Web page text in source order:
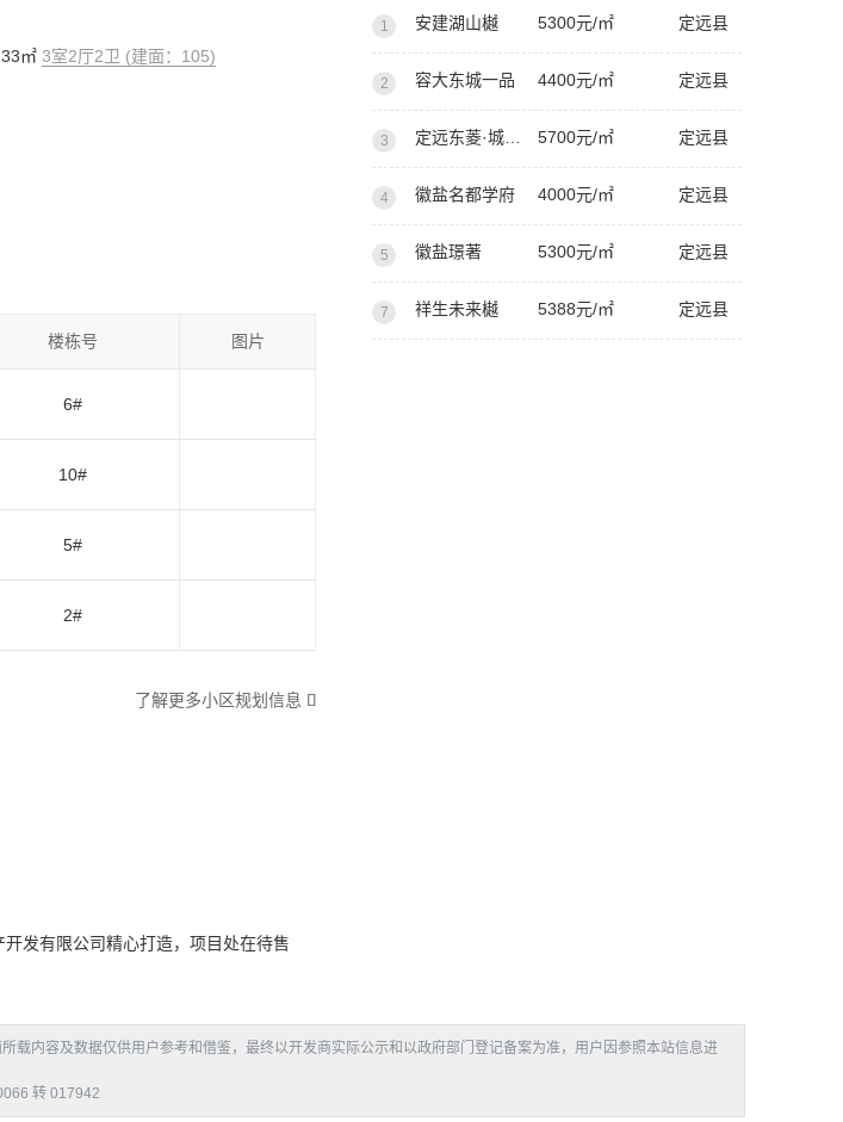
㎡ 3室2厅2卫 (建面：105)
楼栋号 图片
6#
10#
5#
2#
了解更多小区规划信息 
发有限公司精心打造，项目处在待售
1 安建湖山樾 5300元/㎡ 定远县
2 容大东城一品 4400元/㎡ 定远县
3 5700元/㎡ 定远县
4 徽盐名都学府 4000元/㎡ 定远县
5 徽盐璟著 5300元/㎡ 定远县
7 祥生未来樾 5388元/㎡ 定远县
内容及数据仅供用户参考和借鉴，最终以开发商实际公示和以政府部门登记备案为准，用户因参照本站信息进
转 017942